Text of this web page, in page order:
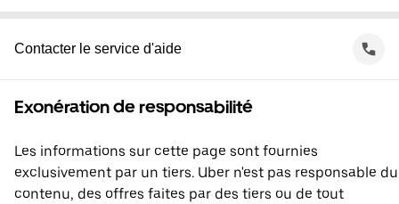
Contacter le service d'aide
Exonération de responsabilité
Les informations sur cette page sont fournies
exclusivement par un tiers. Uber n'est pas responsable du
contenu, des offres faites par des tiers ou de tout